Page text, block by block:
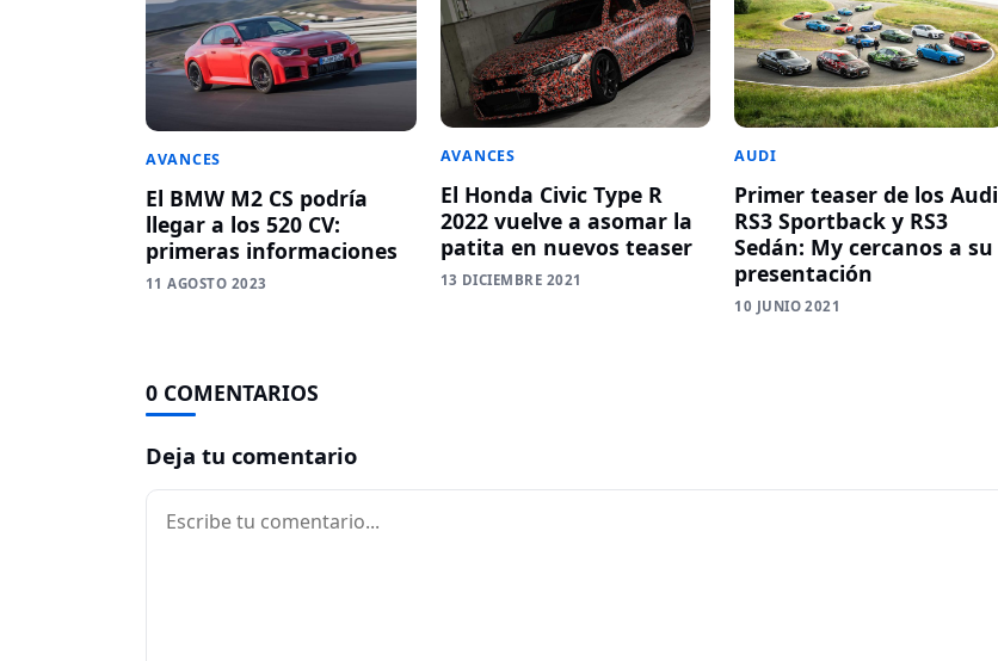
AVANCES
El BMW M2 CS podría
llegar a los 520 CV:
primeras informaciones
11 AGOSTO 2023
AVANCES
El Honda Civic Type R
2022 vuelve a asomar la
patita en nuevos teaser
13 DICIEMBRE 2021
AUDI
Primer teaser de los Audi
RS3 Sportback y RS3
Sedán: My cercanos a su
presentación
10 JUNIO 2021
0 COMENTARIOS
Deja tu comentario
Comentario